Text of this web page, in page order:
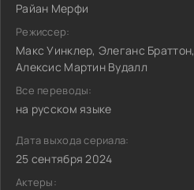
Райан Мерфи
Режиссер:
Макс Уинклер, Элеганс Браттон,
Алексис Мартин Вудалл
Все переводы:
на русском языке
Дата выхода сериала:
25 сентября 2024
Актеры: